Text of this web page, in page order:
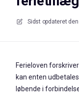
Sidst opdateret den
Ferieloven
kan enten
løbende i